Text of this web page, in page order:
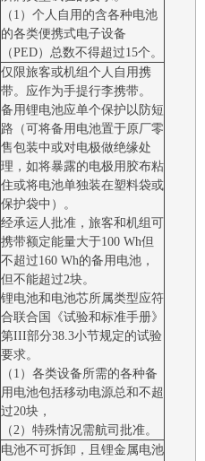
（1）个人自用的含各种电池
的各类便携式电子设备
（PED）总数不得超过15个。
仅限旅客或机组个人自用携
带。应作为手提行李携带。
备用锂电池应单个保护以防短
路（可将备用电池置于原厂零
售包装中或对电极做绝缘处
理，如将暴露的电极用胶布粘
住或将电池单独装在塑料袋或
保护袋中）。
经承运人批准，旅客和机组可
携带额定能量大于100 Wh但
不超过160 Wh的备用电池，
但不能超过2块。
锂电池和电池芯所属类型应符
合联合国《试验和标准手册》
第III部分38.3小节规定的试验
要求。
（1）各类设备所需的各种备
用电池包括移动电源总和不超
过20块，
（2）特殊情况需航司批准。
电池不可拆卸，且锂金属电池